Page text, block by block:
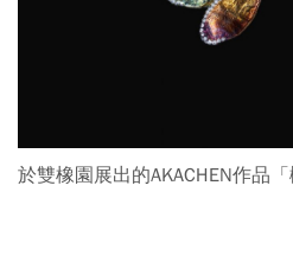
於雙橡園展出的AKACHEN作品